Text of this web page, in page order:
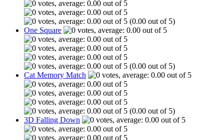
(0.00 out of 5)
One Square
(0.00 out of 5)
Cat Memory Match
(0.00 out of 5)
3D Falling Down